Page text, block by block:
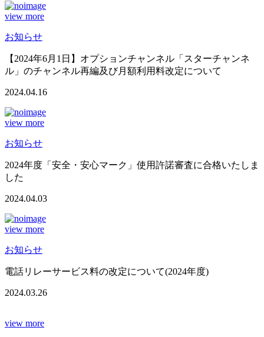
view more
お知らせ
【2024年6月1日】オプションチャンネル「スターチャンネ
ル」のチャンネル再編及び月額利用料改定について
2024.04.16
view more
お知らせ
2024年度「安全・安心マーク」使用許諾審査に合格いたしま
した
2024.04.03
view more
お知らせ
電話リレーサービス料の改定について(2024年度)
2024.03.26
view more